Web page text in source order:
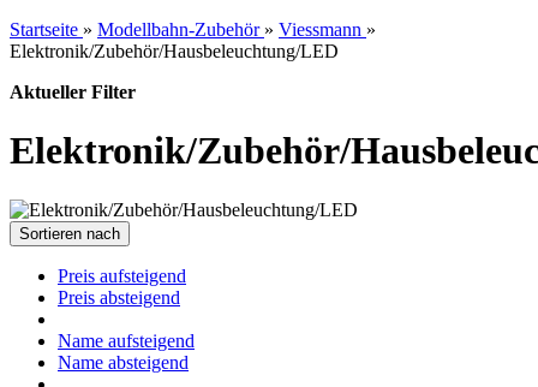
Startseite » Modellbahn-Zubehör » Viessmann »
Elektronik/Zubehör/Hausbeleuchtung/LED
Aktueller Filter
Elektronik/Zubehör/
Sortieren nach
Preis aufsteigend
Preis absteigend
Name aufsteigend
Name absteigend